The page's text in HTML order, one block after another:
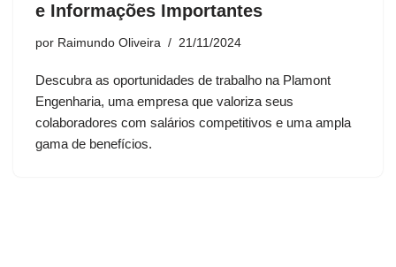
e Informações Importantes
por Raimundo Oliveira 21/11/2024
Descubra as oportunidades de trabalho na Plamont
Engenharia, uma empresa que valoriza seus
colaboradores com salários competitivos e uma ampla
gama de benefícios.